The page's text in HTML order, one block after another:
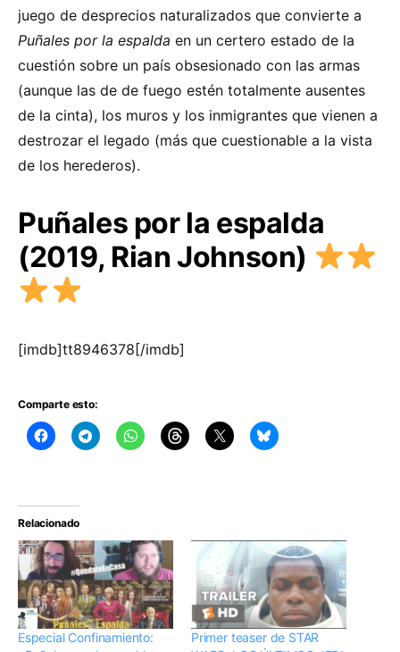
juego de desprecios naturalizados que convierte a
Puñales por la espalda en un certero estado de la
cuestión sobre un país obsesionado con las armas
(aunque las de de fuego estén totalmente ausentes
de la cinta), los muros y los inmigrantes que vienen a
destrozar el legado (más que cuestionable a la vista
de los herederos).
Puñales por la espalda
(2019, Rian Johnson)
[imdb]tt8946378[/imdb]
Comparte esto:
Relacionado
Especial Confinamiento:
Primer teaser de STAR